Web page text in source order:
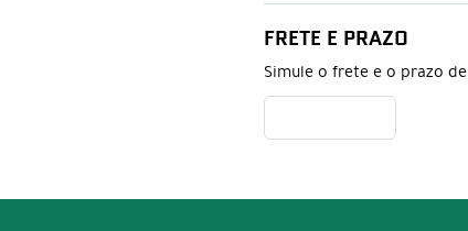
FRETE E PRAZO
Simule o frete e o prazo